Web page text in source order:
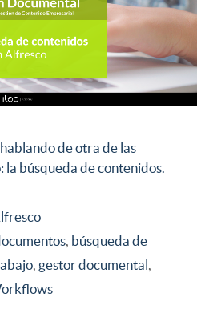
de otra de las
búsqueda de contenidos.
, búsqueda de
, gestor documental,